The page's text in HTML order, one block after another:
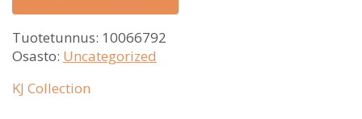
Tuotetunnus: 10066792
Osasto: Uncategorized
KJ Collection